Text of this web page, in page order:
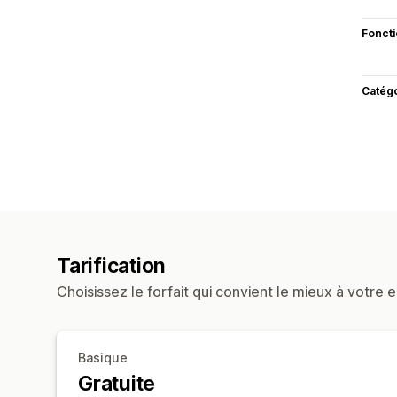
Tarification
Choisissez le forfait qui convient le mieux à votre
Basique
Gratuite